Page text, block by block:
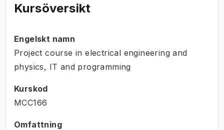
Kursöversikt
Engelskt namn
Project course in electrical engineering and
physics, IT and programming
Kurskod
MCC166
Omfattning